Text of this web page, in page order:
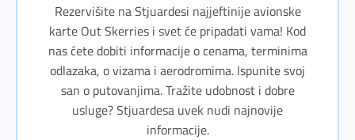
Rezervišite na Stjuardesi najjeftinije avionske
karte Out Skerries i svet će pripadati vama! Kod
nas ćete dobiti informacije o cenama, terminima
odlazaka, o vizama i aerodromima. Ispunite svoj
san o putovanjima. Tražite udobnost i dobre
usluge? Stjuardesa uvek nudi najnovije
informacije.